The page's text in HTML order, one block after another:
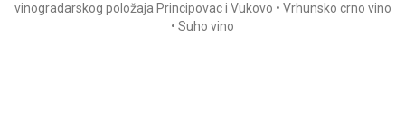
vinogradarskog položaja Principovac i Vukovo • Vrhunsko crno vino
• Suho vino